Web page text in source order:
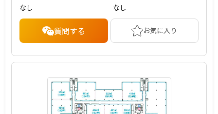
なし なし
質問する お気に入り